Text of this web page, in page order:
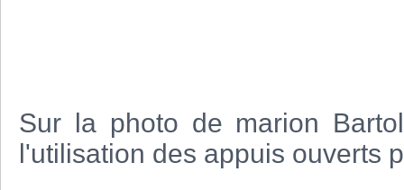
Sur la photo de marion
l'utilisation des appuis ouverts